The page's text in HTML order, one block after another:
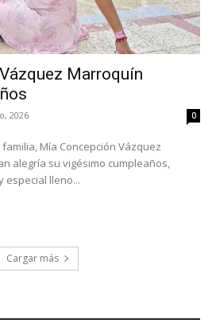
Marroquín
2026 0
Mía Concepción Vázquez
alegría su vigésimo cumpleaños,
especial lleno...
Cargar más